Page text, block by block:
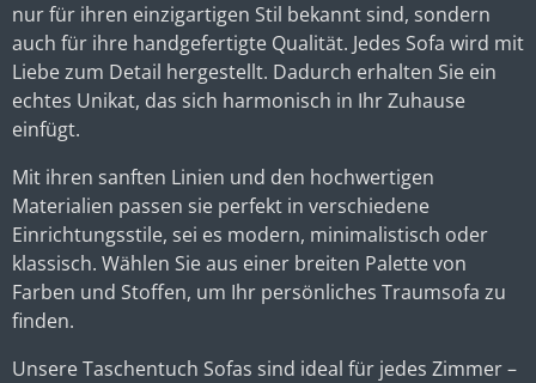
nur für ihren einzigartigen Stil bekannt sind, sondern
auch für ihre handgefertigte Qualität. Jedes Sofa wird mit
Liebe zum Detail hergestellt. Dadurch erhalten Sie ein
echtes Unikat, das sich harmonisch in Ihr Zuhause
einfügt.
Mit ihren sanften Linien und den hochwertigen
Materialien passen sie perfekt in verschiedene
Einrichtungsstile, sei es modern, minimalistisch oder
klassisch. Wählen Sie aus einer breiten Palette von
Farben und Stoffen, um Ihr persönliches Traumsofa zu
finden.
Unsere Taschentuch Sofas sind ideal für jedes Zimmer –